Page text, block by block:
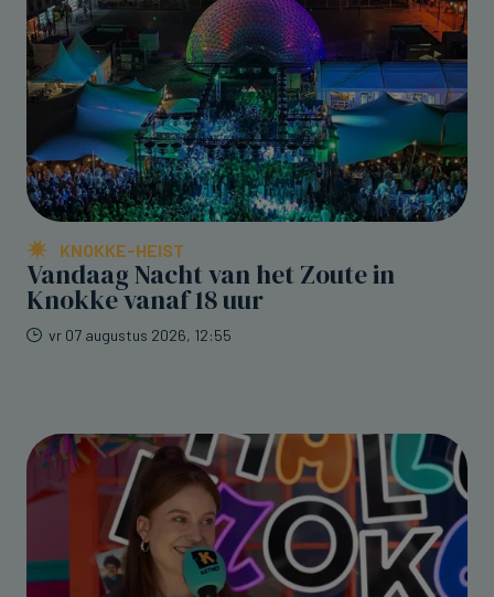
KNOKKE-HEIST
Vandaag Nacht van het Zoute in
Knokke vanaf 18 uur
vr 07 augustus 2026, 12:55